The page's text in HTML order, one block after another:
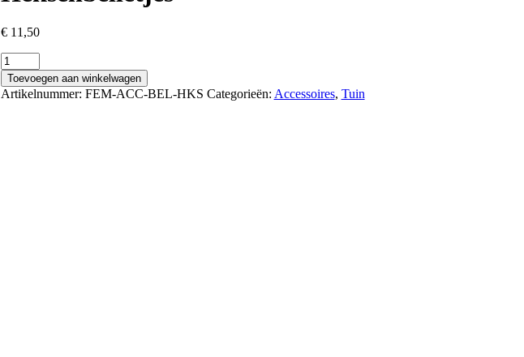
€11,50
Heksenbelletjes
aantal
Toevoegen aan winkelwagen
Artikelnummer: FEM-ACC-BEL-HKS Categorieën: Accessoires, Tuin